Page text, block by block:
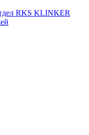
RKS KLINKER